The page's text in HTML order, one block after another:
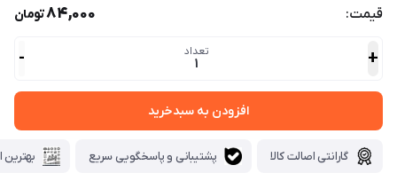
قیمت: 84,000تومان
+ تعداد
1
-
افزودن به سبدخرید
گارانتی اصالت کالا پشتیبانی و پاسخگویی سریع بهترین